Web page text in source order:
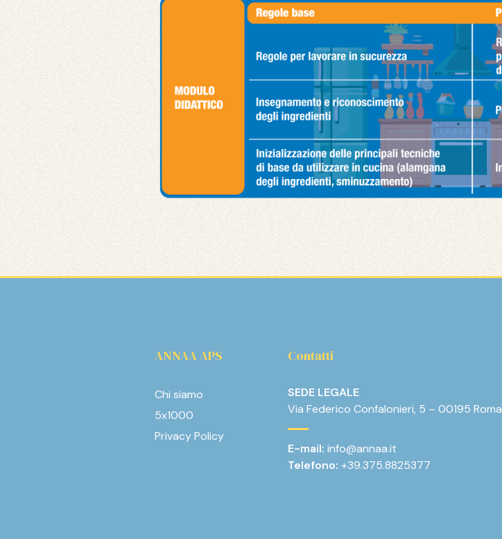
ANNAA APS
Chi siamo
5x1000
Privacy Policy
Contatti
SEDE LEGALE
Via Federico Confalonieri, 5 – 00195 Roma
E-mail: info@annaa.it
Telefono: +39.375.8825377